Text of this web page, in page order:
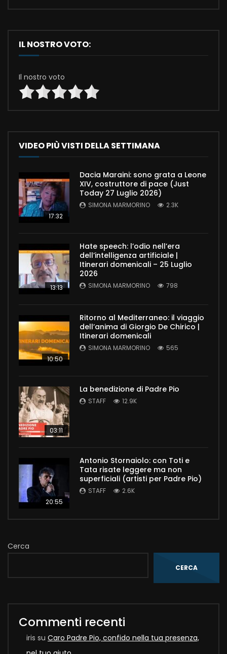
IL NOSTRO VOTO:
Il nostro voto
VIDEO PIÙ VISTI DELLA SETTIMANA
17:32
Dacia Maraini: sono grata a Leone
XIV, costruttore di pace (Just
Today 27 Luglio 2026)
SIMONA MARMORINO 2.3K
13:13
Hate speech: l’odio nell’era
dell’intelligenza artificiale |
Itinerari domenicali – 25 Luglio
2026
SIMONA MARMORINO 798
10:50
Ritorno al Mediterraneo: il viaggio
dell’anima di Giorgio De Chirico |
Itinerari domenicali
SIMONA MARMORINO 565
03:11
La benedizione di Padre Pio
STAFF 12.9K
20:55
Antonio Stornaiolo: con Toti e
Tata risate leggere ma non
superficiali (artisti per Padre Pio)
STAFF 2.6K
Cerca
CERCA
Commenti recenti
iris su Caro Padre Pio, confido nella tua presenza,